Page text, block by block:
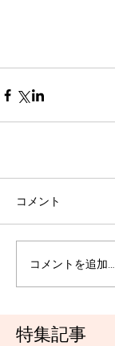
特集記事
コメント
コメントを追加…